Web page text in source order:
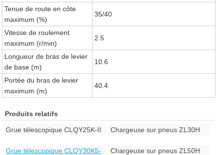
Tenue de route en côte
maximum (%)
35/40
Vitesse de roulement
maximum (r/min)
2.5
Longueur de bras de levier
de base (m)
10.6
Portée du bras de levier
maximum (m)
40.4
Produits relatifs
Grue télescopique CLQY25K-II Chargeuse sur pneus ZL30H
Grue télescopique CLQY30K5-
Chargeuse sur pneus ZL50H